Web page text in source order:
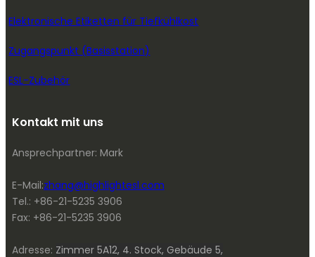
Elektronische Etiketten für Tiefkühlkost
Zugangspunkt (Basisstation)
ESL-Zubehör
Kontakt mit uns
Ansprechpartner: Mark
E-Mail:zhang@highlightesl.com
Tel.: +86-21-5235 3906
Fax: +86-21-5235 3906
Adresse: Zimmer 5A12, 4. Stock, Gebäude 5,